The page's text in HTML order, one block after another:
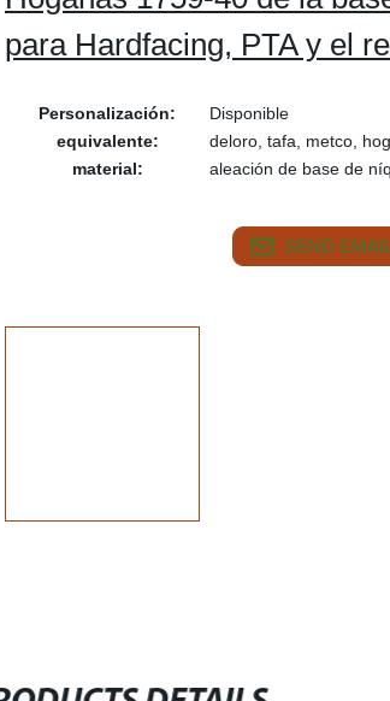
para Hardfacing, PTA y el
Personalización:
Disponible
equivalente:
deloro, tafa, metco,
material:
aleación de base de
SEND